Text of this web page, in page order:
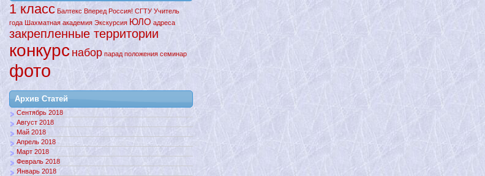
1 класс Балтекс Вперед Россия! СГТУ Учитель
года Шахматная академия Экскурсия ЮЛО адреса
закрепленные территории
конкурс набор парад положения семинар
фото
Архив Статей
Сентябрь 2018
Август 2018
Май 2018
Апрель 2018
Март 2018
Февраль 2018
Январь 2018